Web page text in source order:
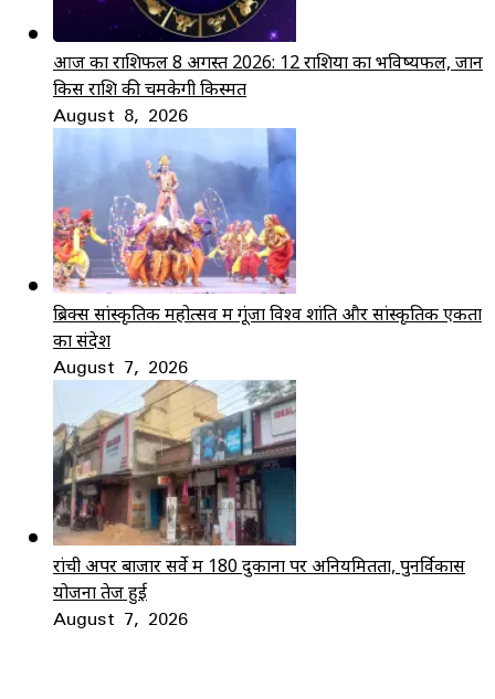
आज का राशिफल 8 अगस्त 2026: 12 राशियों का भविष्यफल, जानें
किस राशि की चमकेगी किस्मत
August 8, 2026
ब्रिक्स सांस्कृतिक महोत्सव में गूंजा विश्व शांति और सांस्कृतिक एकता
का संदेश
August 7, 2026
रांची अपर बाजार सर्वे में 180 दुकानों पर अनियमितता, पुनर्विकास
योजना तेज हुई
August 7, 2026